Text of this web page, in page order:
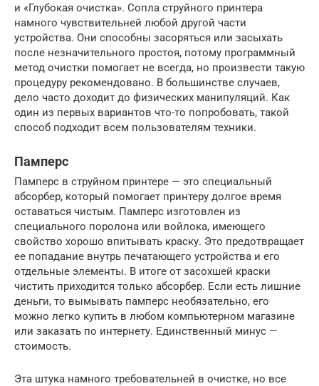
и «Глубокая очистка». Сопла струйного принтера
намного чувствительней любой другой части
устройства. Они способны засоряться или засыхать
после незначительного простоя, потому программный
метод очистки помогает не всегда, но произвести такую
процедуру рекомендовано. В большинстве случаев,
дело часто доходит до физических манипуляций. Как
один из первых вариантов что-то попробовать, такой
способ подходит всем пользователям техники.
Памперс
Памперс в струйном принтере — это специальный
абсорбер, который помогает принтеру долгое время
оставаться чистым. Памперс изготовлен из
специального поролона или войлока, имеющего
свойство хорошо впитывать краску. Это предотвращает
ее попадание внутрь печатающего устройства и его
отдельные элементы. В итоге от засохшей краски
чистить приходится только абсорбер. Если есть лишние
деньги, то вымывать памперс необязательно, его
можно легко купить в любом компьютерном магазине
или заказать по интернету. Единственный минус —
стоимость.
Эта штука намного требовательней в очистке, но все